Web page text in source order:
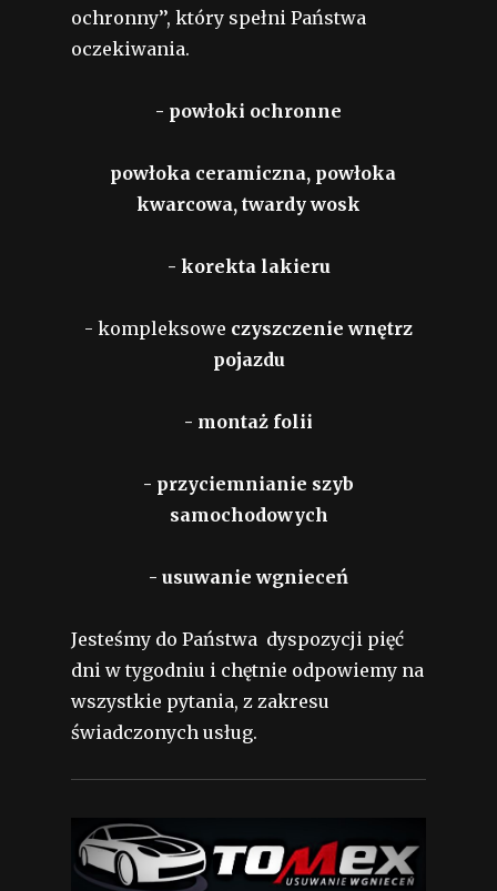
ochronny’’, który spełni Państwa
oczekiwania.
- powłoki ochronne
powłoka ceramiczna, powłoka
kwarcowa, twardy wosk
- korekta lakieru
- kompleksowe czyszczenie wnętrz
pojazdu
- montaż folii
- przyciemnianie szyb
samochodowych
- usuwanie wgnieceń
Jesteśmy do Państwa dyspozycji pięć
dni w tygodniu i chętnie odpowiemy na
wszystkie pytania, z zakresu
świadczonych usług.